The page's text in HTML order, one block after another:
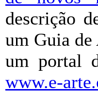
descrição
um Guia de
um portal
www.e-